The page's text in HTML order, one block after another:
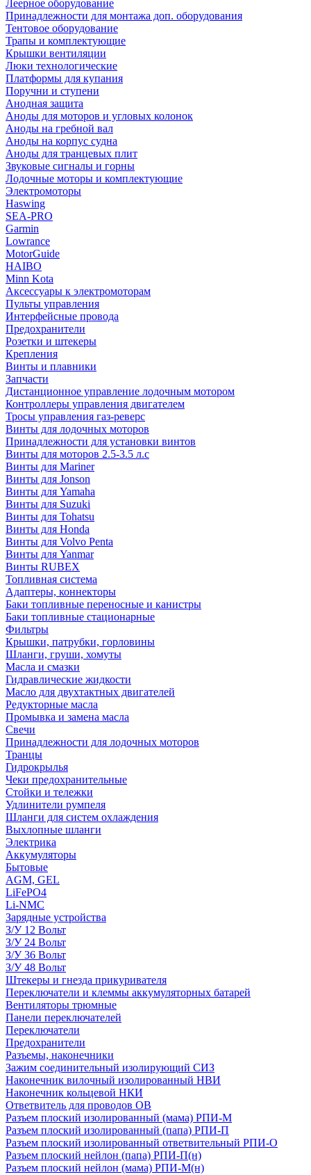
Леерное оборудование
Принадлежности для монтажа доп. оборудования
Тентовое оборудование
Трапы и комплектующие
Крышки вентиляции
Люки технологические
Платформы для купания
Поручни и ступени
Анодная защита
Аноды для моторов и угловых колонок
Аноды на гребной вал
Аноды на корпус судна
Аноды для транцевых плит
Звуковые сигналы и горны
Лодочные моторы и комплектующие
Электромоторы
Haswing
SEA-PRO
Garmin
Lowrance
MotorGuide
HAIBO
Minn Kota
Аксессуары к электромоторам
Пульты управления
Интерфейсные провода
Предохранители
Розетки и штекеры
Крепления
Винты и плавники
Запчасти
Дистанционное управление лодочным мотором
Контроллеры управления двигателем
Тросы управления газ-реверс
Винты для лодочных моторов
Принадлежности для установки винтов
Винты для моторов 2.5-3.5 л.с
Винты для Mariner
Винты для Jonson
Винты для Yamaha
Винты для Suzuki
Винты для Tohatsu
Винты для Honda
Винты для Volvo Penta
Винты для Yanmar
Винты RUBEX
Топливная система
Адаптеры, коннекторы
Баки топливные переносные и канистры
Баки топливные стационарные
Фильтры
Крышки, патрубки, горловины
Шланги, груши, хомуты
Масла и смазки
Гидравлические жидкости
Масло для двухтактных двигателей
Редукторные масла
Промывка и замена масла
Свечи
Принадлежности для лодочных моторов
Транцы
Гидрокрылья
Чеки предохранительные
Стойки и тележки
Удлинители румпеля
Шланги для систем охлаждения
Выхлопные шланги
Электрика
Аккумуляторы
Бытовые
AGM, GEL
LiFePO4
Li-NMC
Зарядные устройства
З/У 12 Вольт
З/У 24 Вольт
З/У 36 Вольт
З/У 48 Вольт
Штекеры и гнезда прикуривателя
Переключатели и клеммы аккумуляторных батарей
Вентиляторы трюмные
Панели переключателей
Переключатели
Предохранители
Разъемы, наконечники
Зажим соединительный изолирующий СИЗ
Наконечник вилочный изолированный НВИ
Наконечник кольцевой НКИ
Ответвитель для проводов ОВ
Разъем плоский изолированный (мама) РПИ-М
Разъем плоский изолированный (папа) РПИ-П
Разъем плоский изолированный ответвительный РПИ-О
Разъем плоский нейлон (папа) РПИ-П(н)
Разъем плоский нейлон (мама) РПИ-М(н)